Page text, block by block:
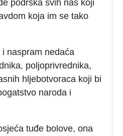
podrška svih nas koji
koja im se tako
naspram nedaća
poljoprivrednika,
hljebotvoraca koji bi
naroda i
tuđe bolove, ona